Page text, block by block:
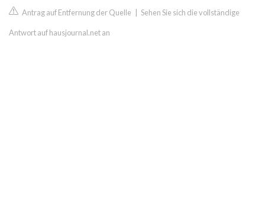
Antrag auf Entfernung der Quelle Sehen Sie sich die vollständige
Antwort auf hausjournal.net an